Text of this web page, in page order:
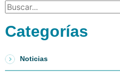
Categorías
Noticias